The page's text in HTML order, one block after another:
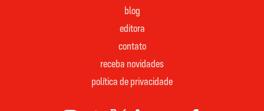
blog
editora
contato
receba novidades
política de privacidade